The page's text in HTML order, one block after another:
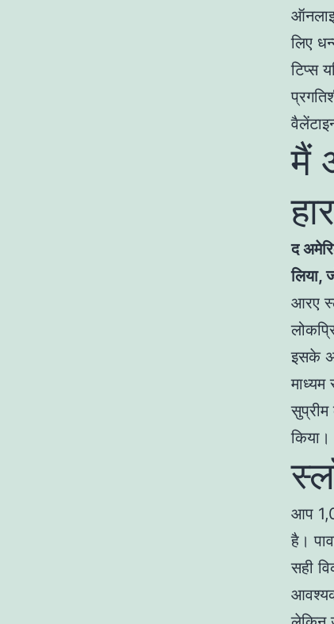
लिए
टिप्स
मैं
द
लिया,
आरए
इसके
सुप्रीम
किया।
आप
है।
सही